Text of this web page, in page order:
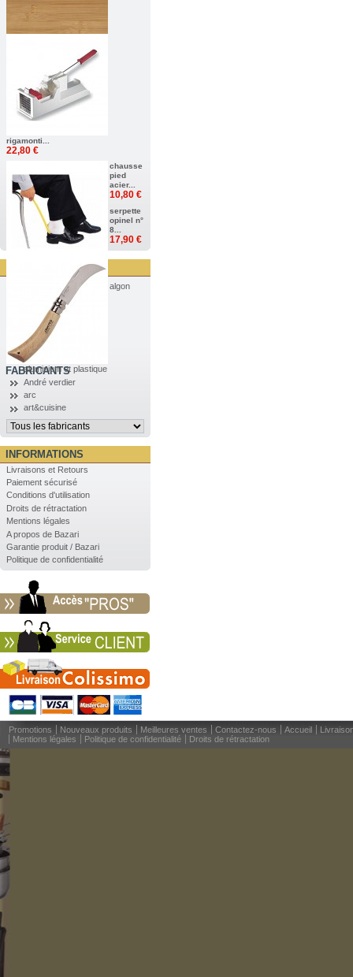
rigamonti...
22,80 €
chausse
pied
acier...
10,80 €
serpette
opinel n°
8...
17,90 €
FABRICANTS
algon
aluminium et plastique
André verdier
arc
art&cuisine
INFORMATIONS
Livraisons et Retours
Paiement sécurisé
Conditions d'utilisation
Droits de rétractation
Mentions légales
A propos de Bazari
Garantie produit / Bazari
Politique de confidentialité
Promotions Nouveaux produits Meilleures ventes Contactez-nous Accueil
Mentions légales
Politique de confidentialité Droits de rétractation